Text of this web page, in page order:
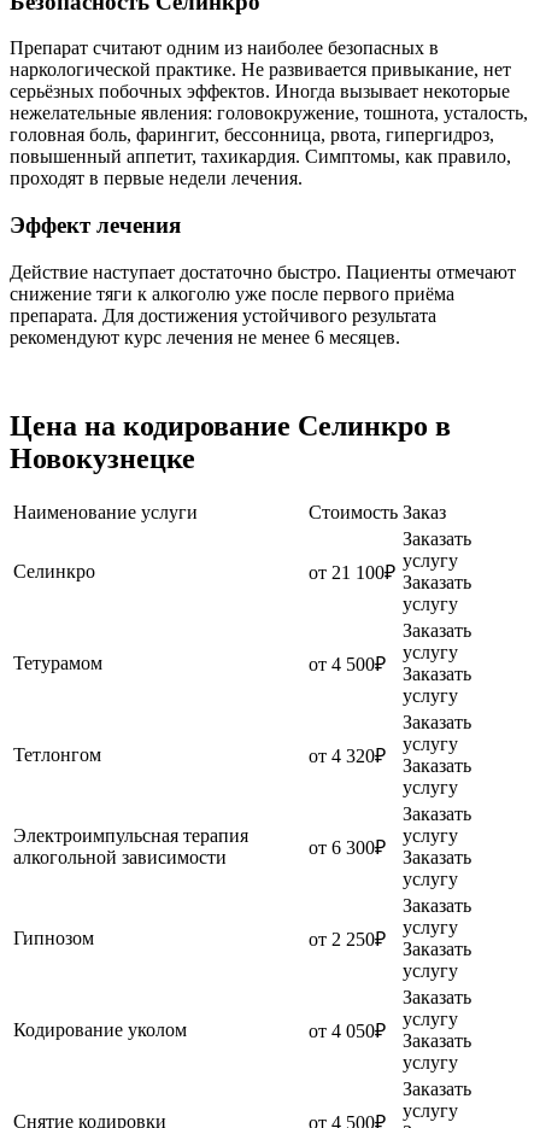
Препарат считают одним из наиболее безопасных в
наркологической практике. Не развивается привыкание, нет
серьёзных побочных эффектов. Иногда вызывает некоторые
нежелательные явления: головокружение, тошнота, усталость,
головная боль, фарингит, бессонница, рвота, гипергидроз,
повышенный аппетит, тахикардия. Симптомы, как правило,
проходят в первые недели лечения.
Эффект лечения
Действие наступает достаточно быстро. Пациенты отмечают
снижение тяги к алкоголю уже после первого приёма
препарата. Для достижения устойчивого результата
рекомендуют курс лечения не менее 6 месяцев.
Цена на кодирование Селинкро в
Новокузнецке
Наименование услуги Стоимость Заказ
Селинкро от 21 100₽
Заказать
услугу
Заказать
услугу
Тетурамом от 4 500₽
Заказать
услугу
Заказать
услугу
Тетлонгом от 4 320₽
Заказать
услугу
Заказать
услугу
Электроимпульсная терапия
алкогольной зависимости
от 6 300₽
Заказать
услугу
Заказать
услугу
Гипнозом от 2 250₽
Заказать
услугу
Заказать
услугу
Кодирование уколом от 4 050₽
Заказать
услугу
Заказать
услугу
Снятие кодировки от 4 500₽
Заказать
услугу